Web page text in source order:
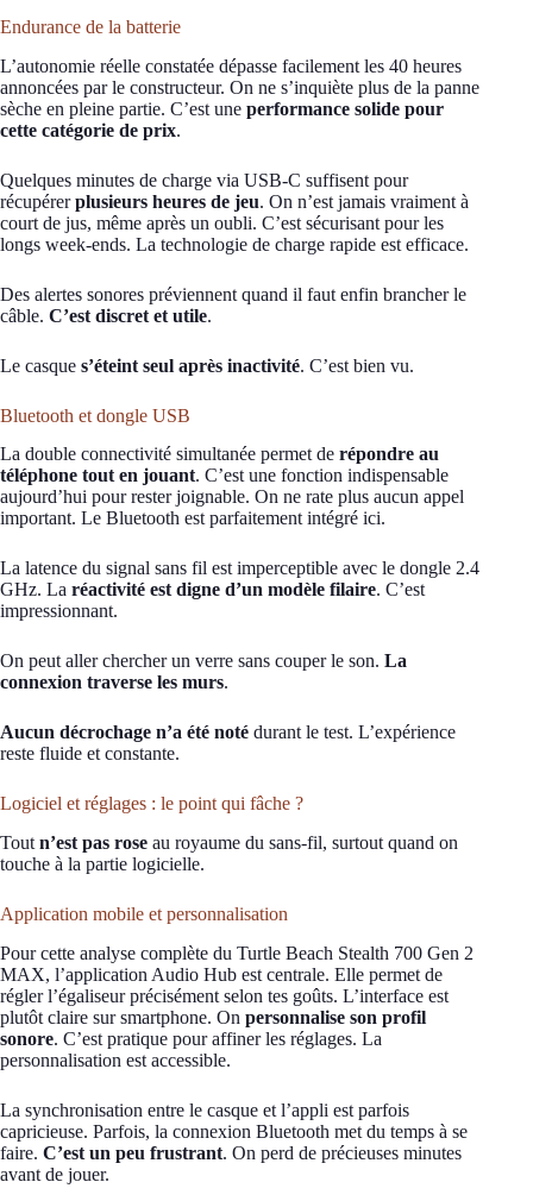
Endurance de la batterie
L’autonomie réelle constatée dépasse facilement les 40 heures
annoncées par le constructeur. On ne s’inquiète plus de la panne
sèche en pleine partie. C’est une performance solide pour
cette catégorie de prix.
Quelques minutes de charge via USB-C suffisent pour
récupérerplusieurs heures de jeu. On n’est jamais vraiment à
court de jus, même après un oubli. C’est sécurisant pour les
longs week-ends. La technologie de charge rapide est efficace.
Des alertes sonores préviennent quand il faut enfin brancher le
câble. C’est discret et utile.
Le casque s’éteint seul après inactivité. C’est bien vu.
Bluetooth et dongle USB
La double connectivité simultanée permet de répondre au
téléphone tout en jouant. C’est une fonction indispensable
aujourd’hui pour rester joignable. On ne rate plus aucun appel
important. Le Bluetooth est parfaitement intégré ici.
La latence du signal sans fil est imperceptible avec le dongle 2.4
GHz. La réactivité est digne d’un modèle filaire. C’est
impressionnant.
On peut aller chercher un verre sans couper le son. La
connexion traverse les murs.
Aucun décrochage n’a été noté durant le test. L’expérience
reste fluide et constante.
Logiciel et réglages : le point qui fâche ?
Tout n’est pas rose au royaume du sans-fil, surtout quand on
touche à la partie logicielle.
Application mobile et personnalisation
Pour cette analyse complète du Turtle Beach Stealth 700 Gen 2
MAX, l’application Audio Hub est centrale. Elle permet de
régler l’égaliseur précisément selon tes goûts. L’interface est
plutôt claire sur smartphone. On personnalise son profil
sonore. C’est pratique pour affiner les réglages. La
personnalisation est accessible.
La synchronisation entre le casque et l’appli est parfois
capricieuse. Parfois, la connexion Bluetooth met du temps à se
faire. C’est un peu frustrant. On perd de précieuses minutes
avant de jouer.